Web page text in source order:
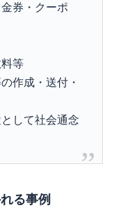
券・クーポ
等
作成・送付・
して社会通念
る事例